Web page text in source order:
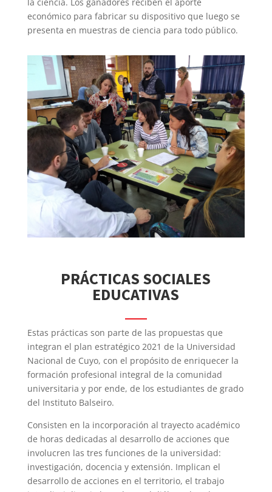
económico para fabricar su dispositivo que luego se
presenta en muestras de ciencia para todo público.
PRÁCTICAS SOCIALES
EDUCATIVAS
Estas prácticas son parte de las propuestas que
integran el plan estratégico 2021 de la Universidad
Nacional de Cuyo, con el propósito de enriquecer la
formación profesional integral de la comunidad
universitaria y por ende, de los estudiantes de grado
del Instituto Balseiro.
Consisten en la incorporación al trayecto académico
de horas dedicadas al desarrollo de acciones que
involucren las tres funciones de la universidad:
investigación, docencia y extensión. Implican el
desarrollo de acciones en el territorio, el trabajo